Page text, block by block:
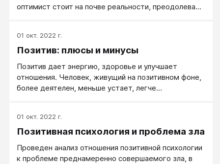
оптимист стоит на почве реальности, преодолевает
01 окт. 2022 г.
Позитив: плюсы и минусы
Позитив дает энергию, здоровье и улучшает
отношения. Человек, живущий на позитивном фоне,
более деятелен, меньше устает, легче
01 окт. 2022 г.
Позитивная психология и проблема зла
Проведен анализ отношения позитивной психологии
к проблеме преднамеренно совершаемого зла, в